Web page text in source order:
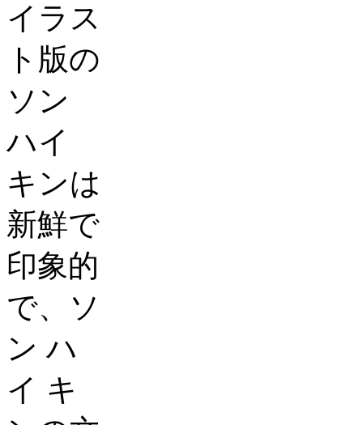
イラス
ト版の
ソン
ハイ
キンは
新鮮で
印象的
で、ソ
ン ハ
イ キ